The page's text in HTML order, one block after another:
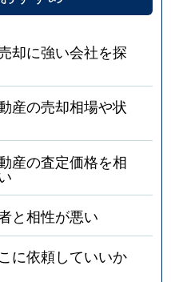
却に強い会社を探
産の売却相場や状
産の査定価格を相
と相性が悪い
に依頼していいか